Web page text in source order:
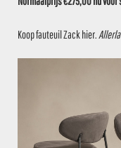
BARKRUK 204G BORDEAUX
Koop fauteuil Zackhier